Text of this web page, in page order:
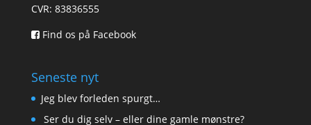
CVR: 83836555
Find os på Facebook
Seneste nyt
Jeg blev forleden spurgt…
Ser du dig selv – eller dine gamle mønstre?